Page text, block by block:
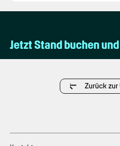
Jetzt Stand buchen
Zurück zur